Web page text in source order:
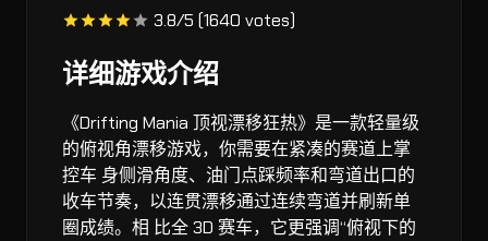
3.8/5 (1640 votes)
详细游戏介绍
《Drifting Mania 顶视漂移狂热》是一款轻量级
的俯视角漂移游戏，你需要在紧凑的赛道上掌
控车 身侧滑角度、油门点踩频率和弯道出口的
收车节奏，以连贯漂移通过连续弯道并刷新单
圈成绩。相 比全 3D 赛车，它更强调“俯视下的